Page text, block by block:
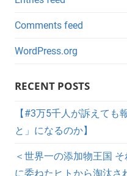
Comments feed
WordPress.org
RECENT POSTS
【#3万5千人が訴えても
と」になるのか】
＜世界一の添加物王国
に委ねたヒトから淘汰さ